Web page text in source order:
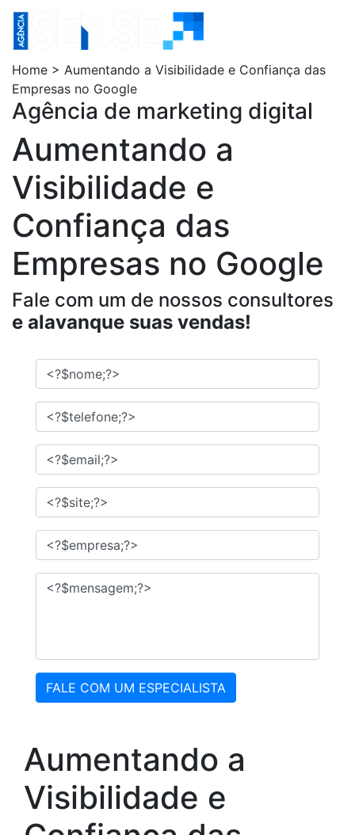
Home > Aumentando a Visibilidade e Confiança das
Empresas no Google
Agência de marketing digital
Aumentando a
Visibilidade e
Confiança das
Empresas no Google
Fale com um de nossos consultores
e alavanque suas vendas!
FALE COM UM ESPECIALISTA
Aumentando a
Visibilidade e